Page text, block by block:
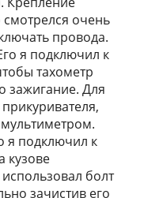
очень
провода.
я подключил к
тахометр
зажигание. Для
я подключил к
кузове
болт
зачистив его